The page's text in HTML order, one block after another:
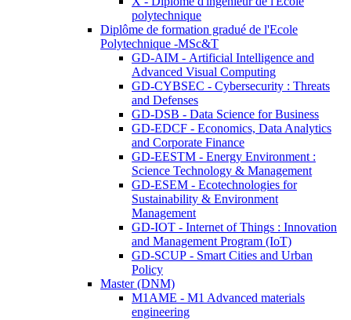
polytechnique
Diplôme de formation gradué de l'Ecole
Polytechnique -MSc&T
GD-AIM - Artificial Intelligence and
Advanced Visual Computing
GD-CYBSEC - Cybersecurity : Threats
and Defenses
GD-DSB - Data Science for Business
GD-EDCF - Economics, Data Analytics
and Corporate Finance
GD-EESTM - Energy Environment :
Science Technology & Management
GD-ESEM - Ecotechnologies for
Sustainability & Environment
Management
GD-IOT - Internet of Things : Innovation
and Management Program (IoT)
GD-SCUP - Smart Cities and Urban
Policy
Master (DNM)
M1AME - M1 Advanced materials
engineering